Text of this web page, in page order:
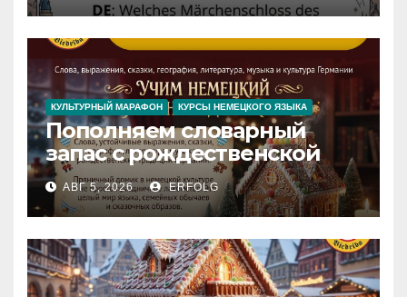
Iedvesmas pils / Schloss der
Inspiration
КУЛЬТУРНЫЙ МАРАФОН КУРСЫ НЕМЕЦКОГО ЯЗЫКА
Пополняем словарный
запас с рождественской
сказкой! Учим немецкий
вместе с Lebkuchenhaus
АВГ 5, 2026 ERFOLG